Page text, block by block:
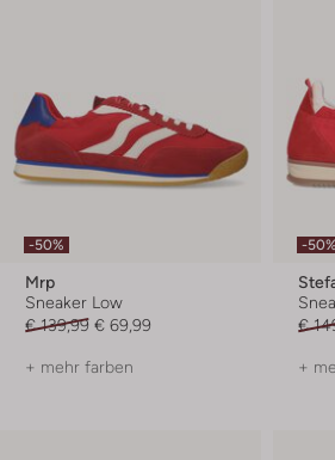
-50%
Mrp
Sneaker Low
€ 139,99 € 69,99
+ mehr farben
-50%
€
+